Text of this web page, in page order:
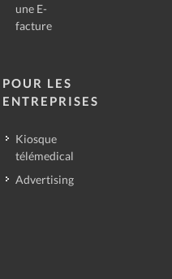
une E-
facture
POUR LES
ENTREPRISES
Kiosque
télémedical
Advertising